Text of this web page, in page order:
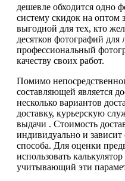
дешевле обходится одно
систему скидок на оптом
выгодной для тех, кто
десятков фотографий
профессиональный
качеству своих работ.
Помимо
составляющей является
несколько вариантов
доставку, курьерскую
выдачи . Стоимость
индивидуально и зависит
способа. Для оценки
использовать
учитывающий эти